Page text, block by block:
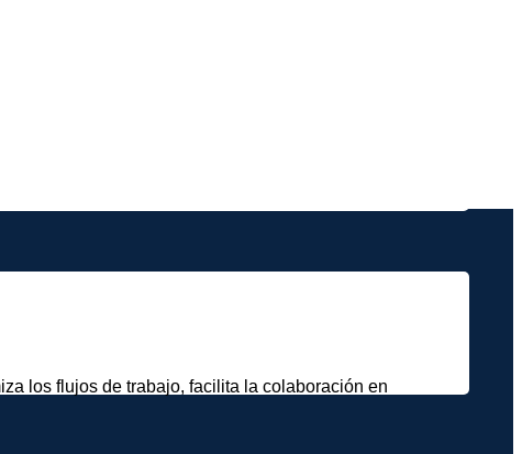
los flujos de trabajo, facilita la colaboración en